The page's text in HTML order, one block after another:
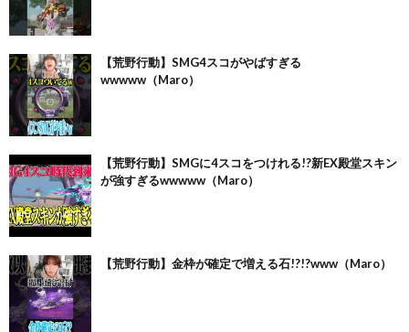
【荒野行動】SMG4スコがやばすぎる
wwwww（Maro）
【荒野行動】SMGに4スコをつけれる!?新EX殿堂スキン
が強すぎるwwwww（Maro）
【荒野行動】金枠が確定で増える石!?!?www（Maro）